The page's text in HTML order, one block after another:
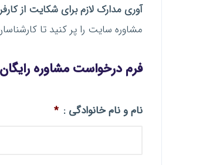
آوری مدارک لازم برای شکایت از
مشاوره سایت را پر کنید تا
فرم درخواست مشاوره رایگان
نام و نام خانوادگی : *